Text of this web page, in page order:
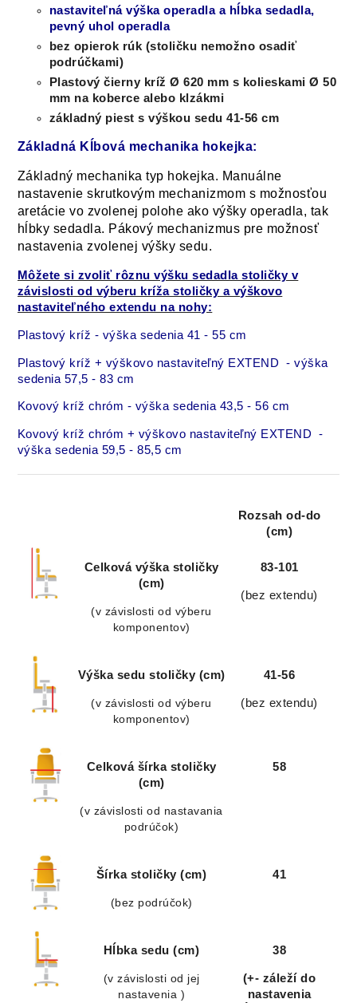
nastaviteľná výška operadla a hĺbka sedadla,
pevný uhol operadla
bez opierok rúk (stoličku nemožno osadiť
podrúčkami)
Plastový čierny kríž Ø 620 mm s kolieskami Ø 50
mm na koberce alebo klzákmi
základný piest s výškou sedu 41-56 cm
Základná Kĺbová mechanika hokejka:
Základný mechanika typ hokejka. Manuálne
nastavenie skrutkovým mechanizmom s možnosťou
aretácie vo zvolenej polohe ako výšky operadla, tak
hĺbky sedadla. Pákový mechanizmus pre možnosť
nastavenia zvolenej výšky sedu.
Môžete si zvoliť rôznu výšku sedadla stoličky v
závislosti od výberu kríža stoličky a výškovo
nastaviteľného extendu na nohy:
Plastový kríž - výška sedenia 41 - 55 cm
Plastový kríž + výškovo nastaviteľný EXTEND - výška
sedenia 57,5 - 83 cm
Kovový kríž chróm - výška sedenia 43,5 - 56 cm
Kovový kríž chróm + výškovo nastaviteľný EXTEND -
výška sedenia 59,5 - 85,5 cm
Rozsah od-do
(cm)
Celková výška stoličky
(cm)
(v závislosti od výberu
komponentov)
83-101
(bez extendu)
Výška sedu stoličky (cm)
(v závislosti od výberu
komponentov)
41-56
(bez extendu)
Celková šírka stoličky
(cm)
(v závislosti od nastavania
podrúčok)
58
Šírka stoličky (cm)
(bez podrúčok)
41
Hĺbka sedu (cm)
(v závislosti od jej
nastavenia )
38
(+- záleží do
nastavenia